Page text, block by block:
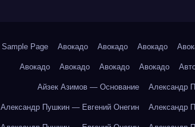
Sample Page Авокадо Авокадо Авокадо
Авокадо Авокадо Авокадо Авокадо
Айзек Азимов — Основание Александр
Александр Пушкин — Евгений Онегин Александр